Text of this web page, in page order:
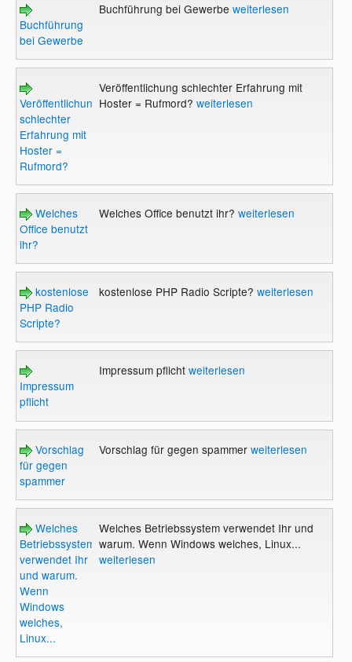
Buchführung
bei Gewerbe
Buchführung bei Gewerbe weiterlesen
Veröffentlichung
schlechter
Erfahrung mit
Hoster =
Rufmord?
Veröffentlichung schlechter Erfahrung mit
Hoster = Rufmord? weiterlesen
Welches
Office benutzt
ihr?
Welches Office benutzt ihr? weiterlesen
kostenlose
PHP Radio
Scripte?
kostenlose PHP Radio Scripte? weiterlesen
Impressum
pflicht
Impressum pflicht weiterlesen
Vorschlag
für gegen
spammer
Vorschlag für gegen spammer weiterlesen
Welches
Betriebssystem
verwendet Ihr
und warum.
Wenn
Windows
welches,
Linux...
Welches Betriebssystem verwendet Ihr und
warum. Wenn Windows welches, Linux...
weiterlesen